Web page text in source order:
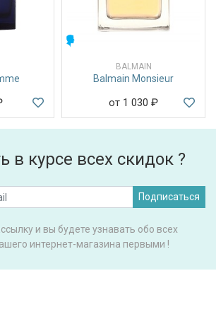
BALMAIN
Balmain Monsieur
от 1 030 ₽
в курсе всех скидок ?
Подписаться
и вы будете узнавать обо всех
интернет-магазина первыми !